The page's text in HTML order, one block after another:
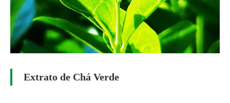
Extrato de Chá Verde